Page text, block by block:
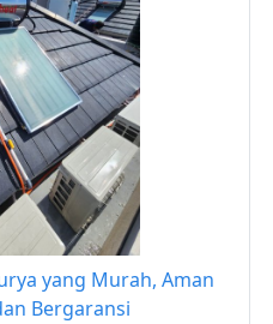
yang Murah, Aman
Bergaransi